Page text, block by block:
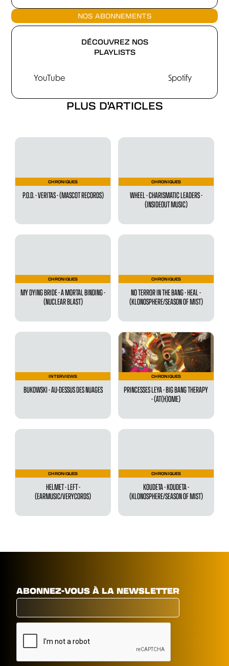
NOS ABONNEMENTS
DÉCOUVREZ NOS
PLAYLISTS
YouTube Spotify
PLUS D'ARTICLES
CHRONIQUES
P.O.D. - VERITAS - (MASCOT RECORDS)
CHRONIQUES
WHEEL - CHARISMATIC LEADERS -
(INSIDEOUT MUSIC)
CHRONIQUES
MY DYING BRIDE - A MORTAL BINDING -
(NUCLEAR BLAST)
CHRONIQUES
NO TERROR IN THE BANG - HEAL -
(KLONOSPHERE/SEASON OF MIST)
INTERVIEWS
BUKOWSKI - AU-DESSUS DES NUAGES
CHRONIQUES
PRINCESSES LEYA - BIG BANG THERAPY
- (AT(H)OME)
CHRONIQUES
HELMET - LEFT -
(EARMUSIC/VERYCORDS)
CHRONIQUES
KOUDETA - KOUDETA -
(KLONOSPHERE/SEASON OF MIST)
ABONNEZ-VOUS À LA NEWSLETTER